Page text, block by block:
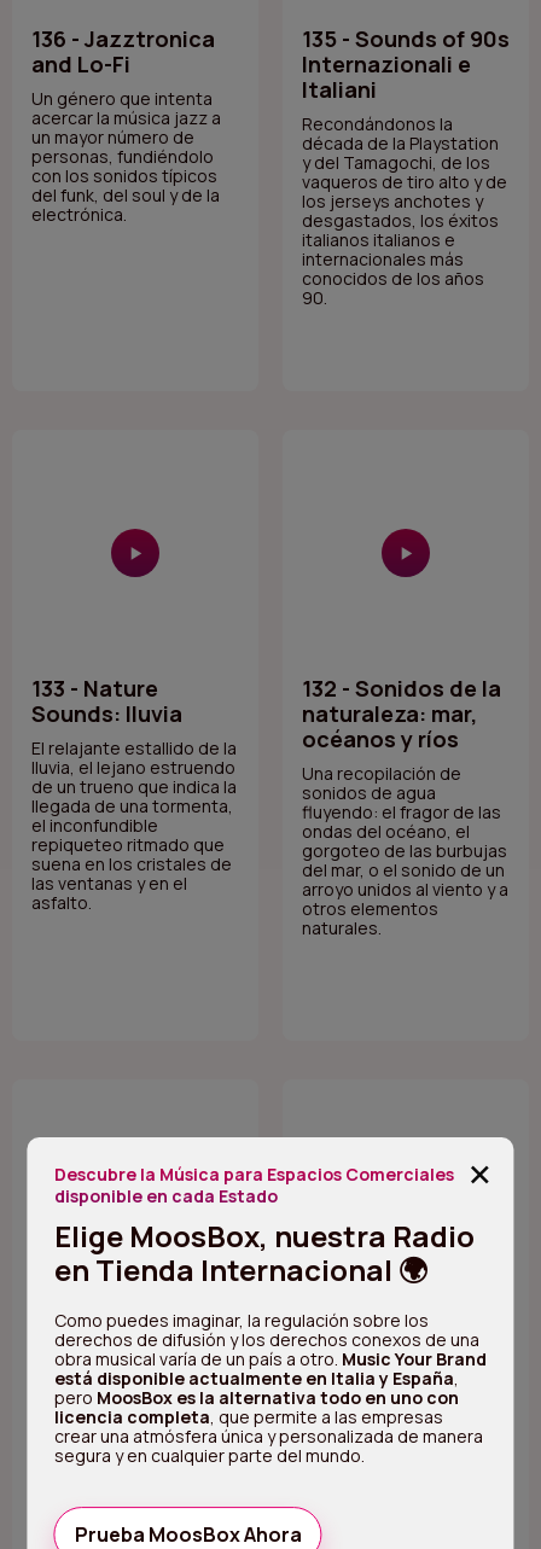
136 - Jazztronica
and Lo-Fi
Un género que intenta
acercar la música jazz a
un mayor número de
personas, fundiéndolo
con los sonidos típicos
del funk, del soul y de la
electrónica.
135 - Sounds of 90s
Internazionali e
Italiani
Recondándonos la
década de la Playstation
y del Tamagochi, de los
vaqueros de tiro alto y de
los jerseys anchotes y
desgastados, los éxitos
italianos italianos e
internacionales más
conocidos de los años
90.
133 - Nature
Sounds: lluvia
El relajante estallido de la
lluvia, el lejano estruendo
de un trueno que indica la
llegada de una tormenta,
el inconfundible
repiqueteo ritmado que
suena en los cristales de
las ventanas y en el
asfalto.
132 - Sonidos de la
naturaleza: mar,
océanos y ríos
Una recopilación de
sonidos de agua
fluyendo: el fragor de las
ondas del océano, el
gorgoteo de las burbujas
del mar, o el sonido de un
arroyo unidos al viento y a
otros elementos
naturales.
131 - K-pop and J-
pop
Una panorámica de los
artistas más famosos y
reconocidos a nivel
internacional de la música
sonidos
contemporáneos y
130 - Sounds of
20s, 30s, 40s
El estilo de los sonidos
de las primeras décadas
del siglo XX representa el
frenesí de los años
femeninos, los
sombreros a la garçonne
+
Descubre la Música para Espacios Comerciales
disponible en cada Estado
Elige MoosBox, nuestra Radio
en Tienda Internacional 🌍
Como puedes imaginar, la regulación sobre los
derechos de difusión y los derechos conexos de una
obra musical varía de un país a otro. Music Your Brand
está disponible actualmente en Italia y España,
pero MoosBox es la alternativa todo en uno con
licencia completa, que permite a las empresas
crear una atmósfera única y personalizada de manera
segura y en cualquier parte del mundo.
Prueba MoosBox Ahora